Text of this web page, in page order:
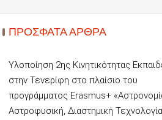
ΠΡΌΣΦΑΤΑ ΆΡΘΡΑ
Υλοποίηση 2ης Κινητικότητας
στην Τενερίφη στο πλαίσιο του
προγράμματος Erasmus+
Αστροφυσική, Διαστημική